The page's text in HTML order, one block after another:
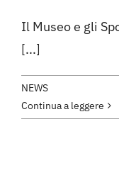
Il Museo e gli
[...]
NEWS
Continua a leggere